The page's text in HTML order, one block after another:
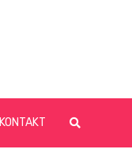
KONTAKT